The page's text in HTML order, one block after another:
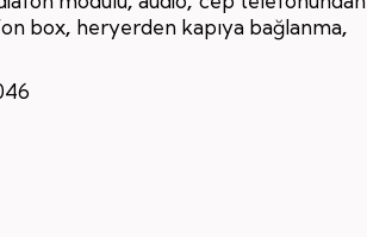
box, heryerden kapıya bağlanma,